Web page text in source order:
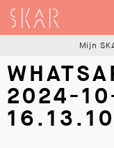
SKAR
Mijn
2024-
16.13.10